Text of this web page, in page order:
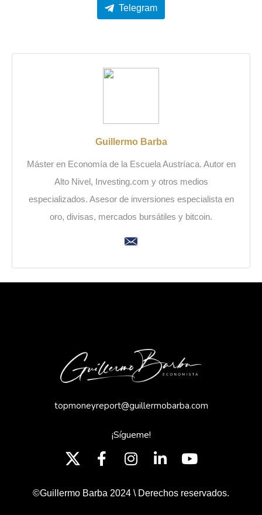
Telegram
Guillermo Barba
Máster en Economía de la Escuela Austríaca. Autor en
Alto Nivel, Investing.com y otros medios
especializados. Asesor de inversiones especialista en
oro, divisas, mercados bursátiles y bitcoin.
topmoneyreport@guillermobarba.com
¡Sígueme!
©Guillermo Barba 2024 \ Derechos reservados.